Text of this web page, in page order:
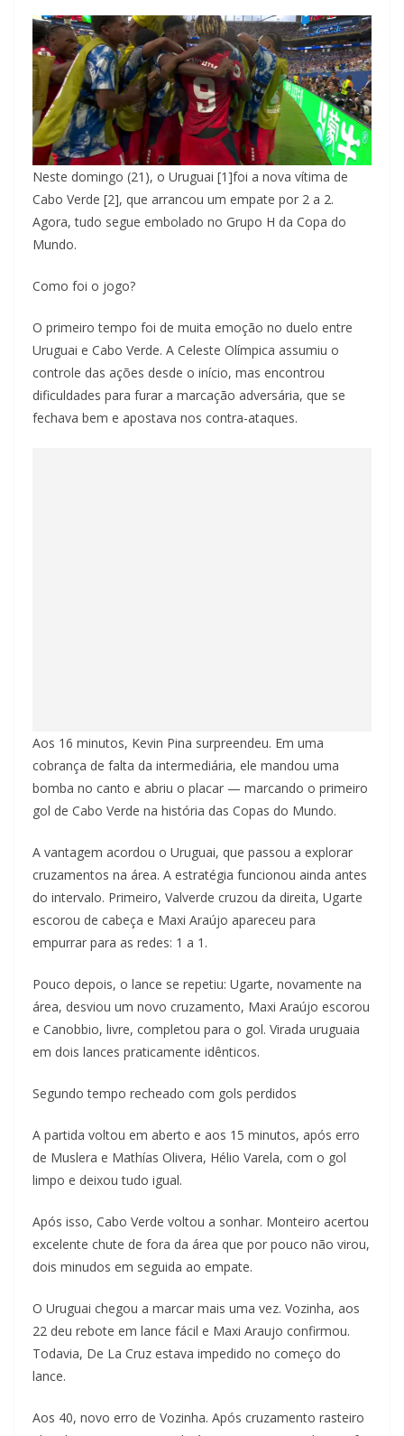
Neste domingo (21), o Uruguai [1]foi a nova vítima de
Cabo Verde [2], que arrancou um empate por 2 a 2.
Agora, tudo segue embolado no Grupo H da Copa do
Mundo.
Como foi o jogo?
O primeiro tempo foi de muita emoção no duelo entre
Uruguai e Cabo Verde. A Celeste Olímpica assumiu o
controle das ações desde o início, mas encontrou
dificuldades para furar a marcação adversária, que se
fechava bem e apostava nos contra-ataques.
Aos 16 minutos, Kevin Pina surpreendeu. Em uma
cobrança de falta da intermediária, ele mandou uma
bomba no canto e abriu o placar — marcando o primeiro
gol de Cabo Verde na história das Copas do Mundo.
A vantagem acordou o Uruguai, que passou a explorar
cruzamentos na área. A estratégia funcionou ainda antes
do intervalo. Primeiro, Valverde cruzou da direita, Ugarte
escorou de cabeça e Maxi Araújo apareceu para
empurrar para as redes: 1 a 1.
Pouco depois, o lance se repetiu: Ugarte, novamente na
área, desviou um novo cruzamento, Maxi Araújo escorou
e Canobbio, livre, completou para o gol. Virada uruguaia
em dois lances praticamente idênticos.
Segundo tempo recheado com gols perdidos
A partida voltou em aberto e aos 15 minutos, após erro
de Muslera e Mathías Olivera, Hélio Varela, com o gol
limpo e deixou tudo igual.
Após isso, Cabo Verde voltou a sonhar. Monteiro acertou
excelente chute de fora da área que por pouco não virou,
dois minudos em seguida ao empate.
O Uruguai chegou a marcar mais uma vez. Vozinha, aos
22 deu rebote em lance fácil e Maxi Araujo confirmou.
Todavia, De La Cruz estava impedido no começo do
lance.
Aos 40, novo erro de Vozinha. Após cruzamento rasteiro